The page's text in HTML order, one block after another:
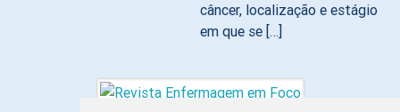
câncer, localização e estágio
em que se […]